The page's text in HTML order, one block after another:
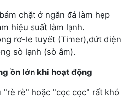
chặt ở ngăn đá làm hẹp
hiệu suất làm lạnh.
rơ-le tuyết (Timer),đứt điện
sò lạnh (sò âm).
ồn lớn khi hoạt động
"rè rè" hoặc "cọc cọc" rất khó